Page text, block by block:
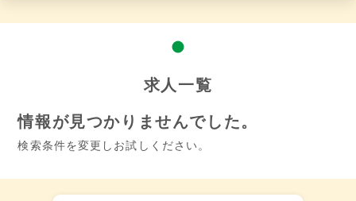
求人一覧
情報が見つかりませんでした。
検索条件を変更しお試しください。